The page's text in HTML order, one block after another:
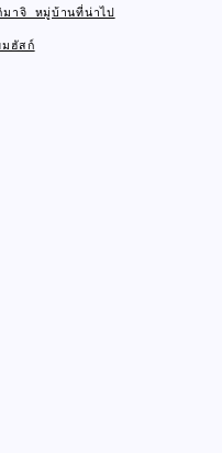
มาจิ หมู่บ้านที่น่าไป
มฮัสก์